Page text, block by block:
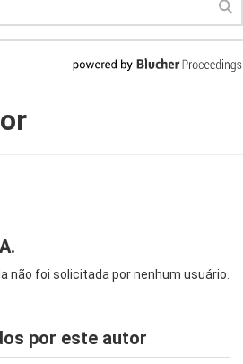
não foi solicitada por nenhum usuário.
por este autor